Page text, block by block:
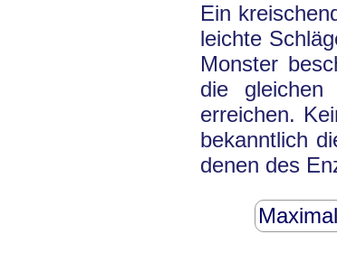
Ein
leichte
Monster
die gleichen
erreichen.
bekanntlich
denen des